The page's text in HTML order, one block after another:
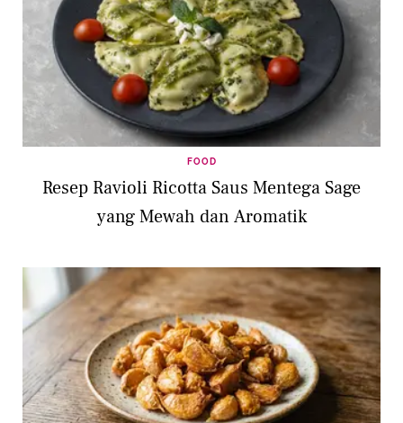
FOOD
Resep Ravioli Ricotta Saus Mentega Sage
yang Mewah dan Aromatik